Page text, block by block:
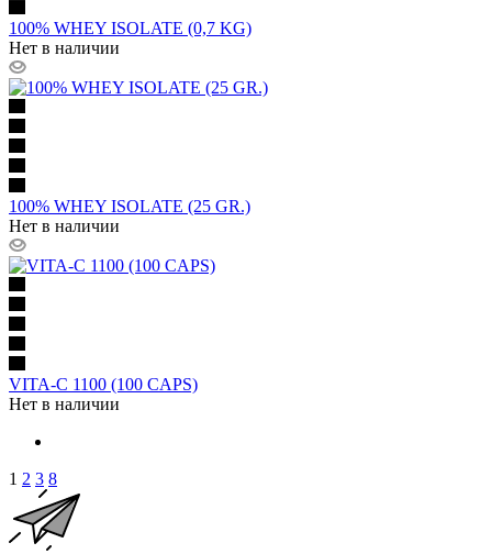
100% WHEY ISOLATE (0,7 KG)
Нет в наличии
100% WHEY ISOLATE (25 GR.)
Нет в наличии
VITA-C 1100 (100 CAPS)
Нет в наличии
1 2 3 8